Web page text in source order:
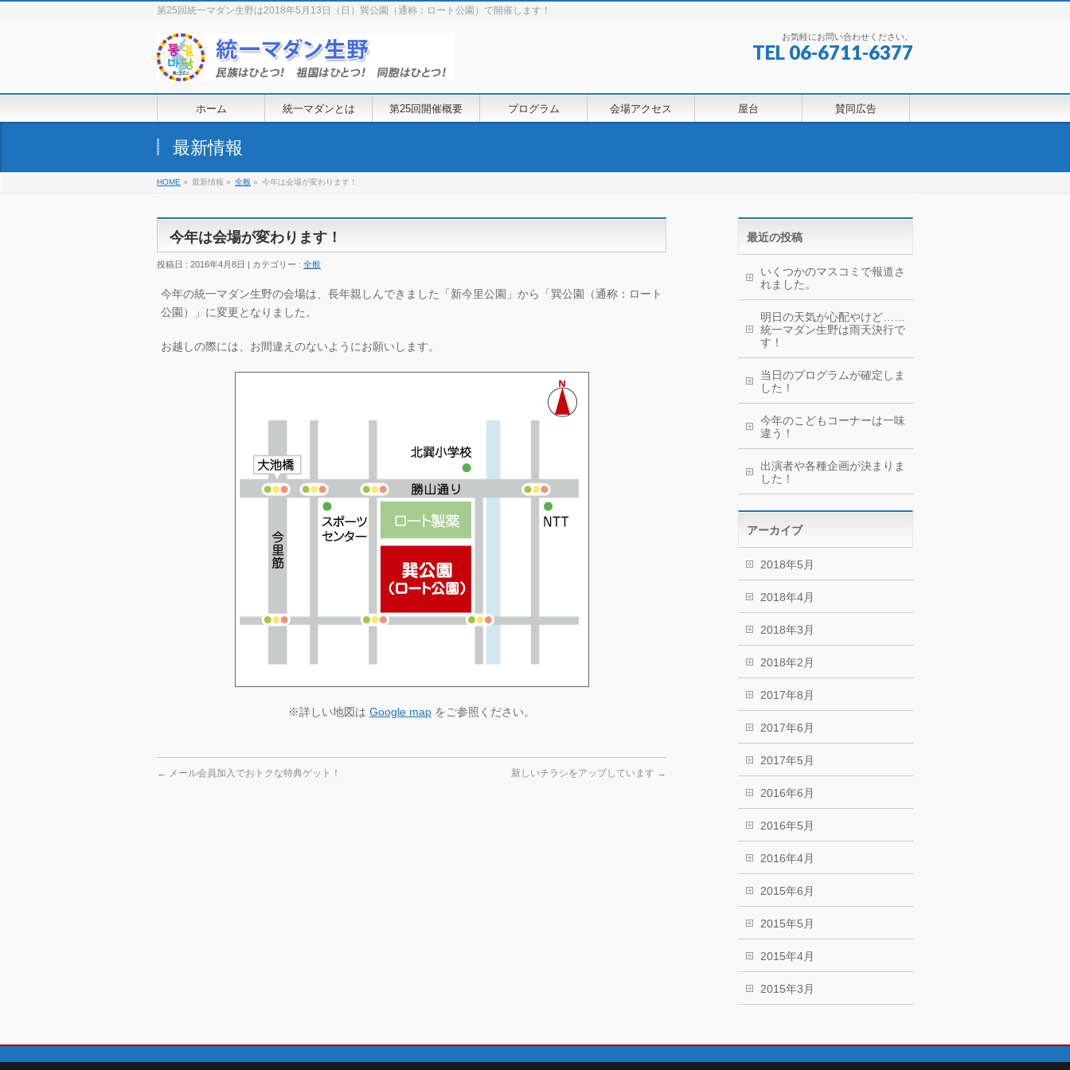
第25回統一マダン生野は2018年5月13日（日）巽公園（通称：ロート公園）で開催します！
お気軽にお問い合わせください。
TEL 06-6711-6377
ホーム 統一マダンとは 第25回開催概要 プログラム 会場アクセス 屋台 賛同広告
最新情報
HOME » 最新情報 » 全般 » 今年は会場が変わります！
今年は会場が変わります！
投稿日 : 2016年4月8日 | カテゴリー : 全般
今年の統一マダン生野の会場は、長年親しんできました「新今里公園」から「巽公園（通称：ロート
公園）」に変更となりました。
お越しの際には、お間違えのないようにお願いします。
※詳しい地図は Google map をご参照ください。
← メール会員加入でおトクな特典ゲット！ 新しいチラシをアップしています →
最近の投稿
いくつかのマスコミで報道さ
れました。
明日の天気が心配やけど……
統一マダン生野は雨天決行で
す！
当日のプログラムが確定しま
した！
今年のこどもコーナーは一味
違う！
出演者や各種企画が決まりま
した！
アーカイブ
2018年5月
2018年4月
2018年3月
2018年2月
2017年8月
2017年6月
2017年5月
2016年6月
2016年5月
2016年4月
2015年6月
2015年5月
2015年4月
2015年3月